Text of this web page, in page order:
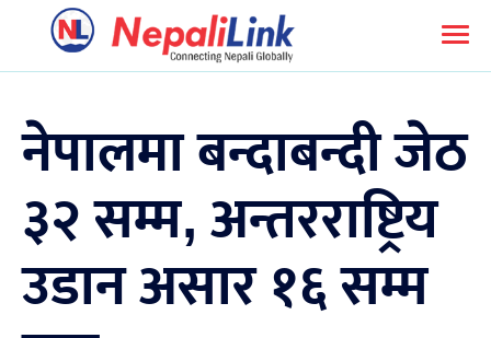
नेपालमा बन्दाबन्दी जेठ
३२ सम्म, अन्तरराष्ट्रिय
उडान असार १६ सम्म